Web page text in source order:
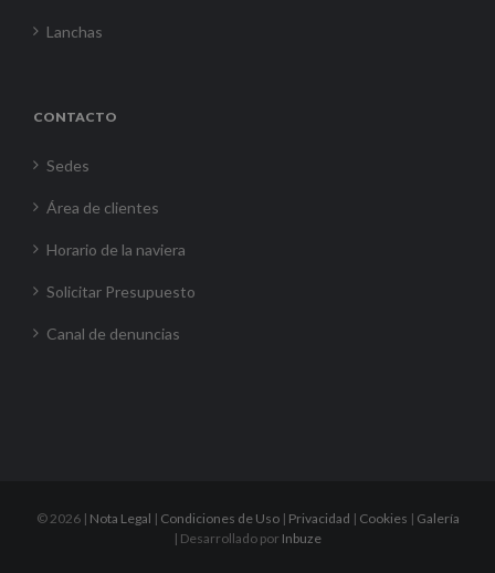
Lanchas
CONTACTO
Sedes
Área de clientes
Horario de la naviera
Solicitar Presupuesto
Canal de denuncias
© 2026 | Nota Legal | Condiciones de Uso| Privacidad | Cookies | Galería
| Desarrollado por Inbuze